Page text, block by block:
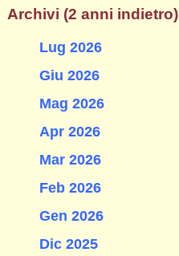
Archivi (2 anni indietro)
Lug 2026
Giu 2026
Mag 2026
Apr 2026
Mar 2026
Feb 2026
Gen 2026
Dic 2025